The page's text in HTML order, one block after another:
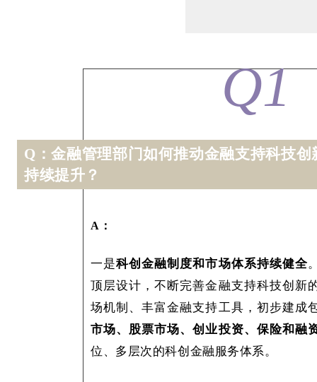
Q1
Q：金融管理部门如何推动金融支持科技创
持续提升？
A：
一是科创金融制度和市场体系持续健全
顶层设计，不断完善金融支持科技创新
场机制、丰富金融支持工具，初步建成
市场、股票市场、创业投资、保险和融
位、多层次的科创金融服务体系。